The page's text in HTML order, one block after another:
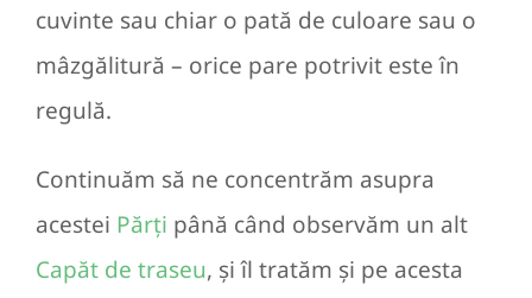
cuvinte sau chiar o pată de culoare sau o
mâzgălitură – orice pare potrivit este în
regulă.
Continuăm să ne concentrăm asupra
acestei Părți până când observăm un alt
Capăt de traseu, și îl tratăm și pe acesta